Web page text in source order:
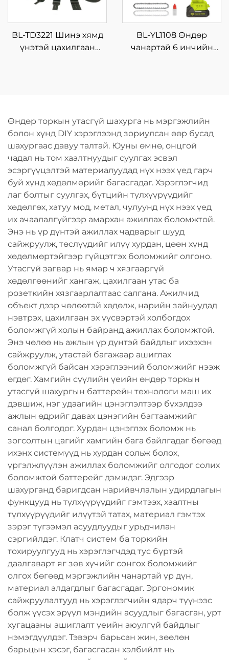
BL-TD3221 Шинэ хямд
үнэтэй цахилгаан
BL-YL1108 Өндөр
чанартай 6 инчийн
төвийн гинжит харуул,
OEM
Өндөр торкын утасгүй шахурга нь мэргэжлийн
болон хүнд DIY хэрэглээнд зориулсан өөр бусад
шахургаас давуу талтай. Юуны өмнө, онцгой
чадал нь том хаалтнуудыг суулгах эсвэл
эсэргүүцэлтэй материалуудад нүх нээх үед гарч
буй хүнд хөдөлмөрийг багасгадаг. Хэрэглэгчид
лаг болтыг суулгах, бүтцийн түлхүүрүүдийг
хөдөлгөх, хатуу мод, метал, чулуунд нүх нээх үед
их ачаалалгүйгээр амархан ажиллах боломжтой.
Энэ нь үр дүнтэй ажиллах чадварыг шууд
сайжруулж, төслүүдийг илүү хурдан, цөөн хүнд
хөдөлмөртэйгээр гүйцэтгэх боломжийг олгоно.
Утасгүй загвар нь ямар ч хязгааргүй
хөдөлгөөнийг хангаж, цахилгаан утас ба
розеткийн хязгаарлалтаас салгана. Ажилчид
объект дээр чөлөөтэй хөдөлж, нарийн зайнуудад
нэвтрэх, цахилгаан эх үүсвэртэй холбогдох
боломжгүй холын байранд ажиллах боломжтой.
Энэ чөлөө нь ажлын үр дүнтэй байдлыг ихээхэн
сайжруулж, утастай багажаар ашиглах
боломжгүй байсан хэрэглээний боломжийг нээж
өгдөг. Хамгийн сүүлийн үеийн өндөр торкын
утасгүй шахургын баттерейн технологи маш их
дэвшиж, нэг удаагийн цэнэглэлтээр бүхэлдээ
ажлын өдрийг давах цэнэгийн багтаамжийг
санал болгодог. Хурдан цэнэглэх боломж нь
зогсолтын цагийг хамгийн бага байлгадаг бөгөөд
ихэнх системүүд нь хурдан сольж болох,
үргэлжлүүлэн ажиллах боломжийг олгодог солих
боломжтой баттерейг дэмждэг. Эдгээр
шахурганд баригдсан нарийвчлалын удирдлагын
функцууд нь түлхүүрүүдийг гэмтээх, хаалтны
түлхүүрүүдийг илүүтэй татах, материал гэмтэх
зэрэг түгээмэл асуудлуудыг урьдчилан
сэргийлдэг. Клатч систем ба торкийн
тохируулгууд нь хэрэглэгчдэд тус бүртэй
даалгаварт яг зөв хүчийг сонгох боломжийг
олгох бөгөөд мэргэжлийн чанартай үр дүн,
материал алдагдлыг багасгадаг. Эргономик
сайжруулалтууд нь хэрэглэгчийн ядарч түүнээс
болж үүсэх эрүүл мэндийн асуудлыг багасган, урт
хугацааны ашиглалт үеийн аюулгүй байдлыг
нэмэгдүүлдэг. Тэвэрч барьсан жин, зөөлөн
барьцын хэсэг, багасгасан хэлбийлт нь